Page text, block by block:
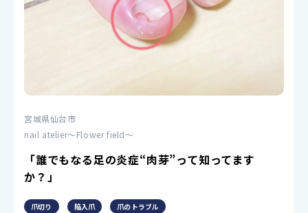
宮城県仙台市
nail atelier〜Flower field〜
「誰でもなる足の炎症“肉芽”って知ってます
か？」
爪切り 陥入爪 爪のトラブル